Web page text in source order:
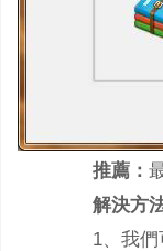
推薦：
解決方法
1、我們可